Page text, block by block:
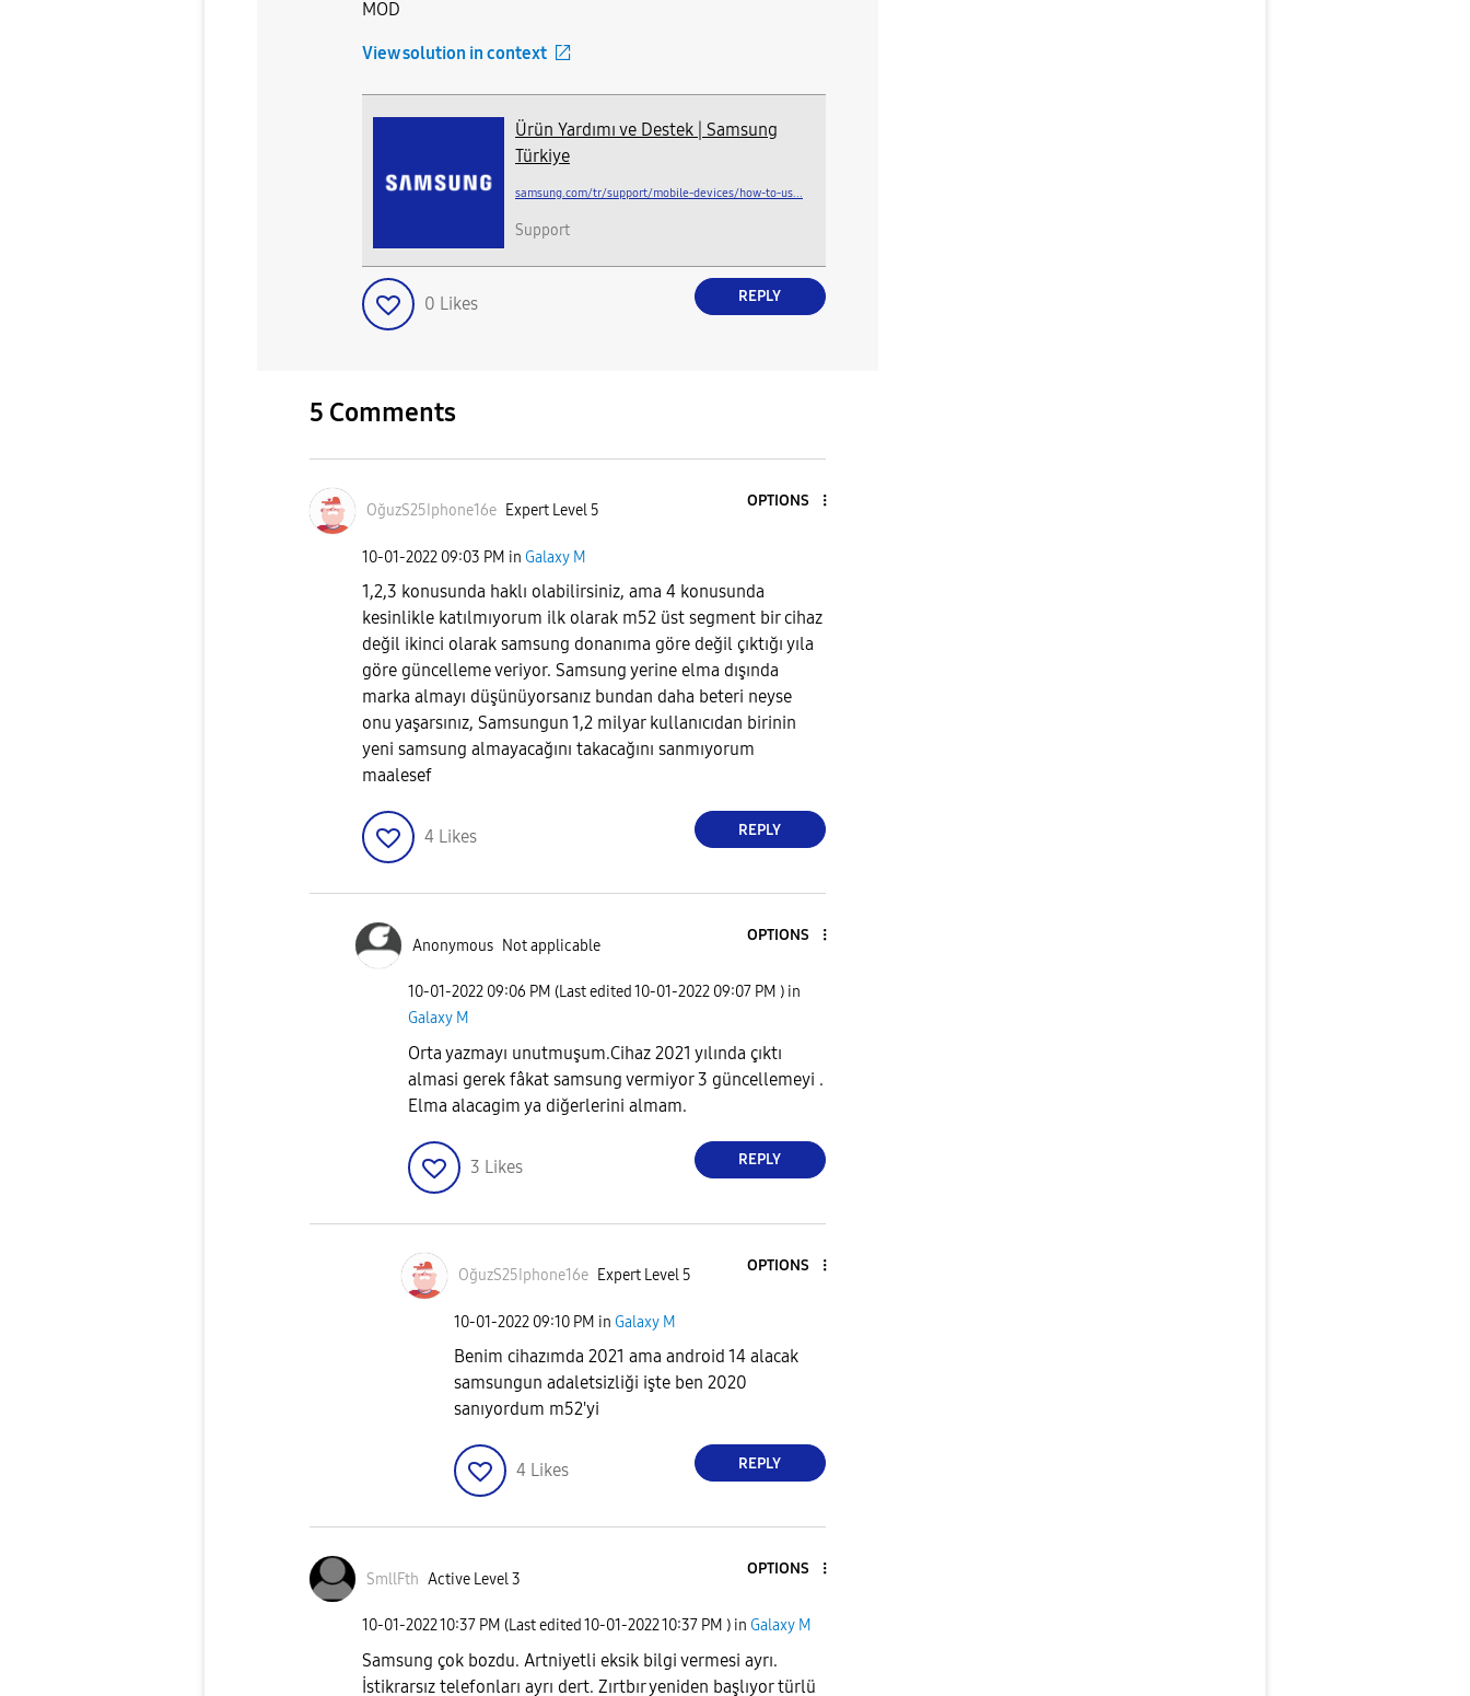
MOD​
View solution in context
Ürün Yardımı ve Destek | Samsung
Türkiye
samsung.com/tr/support/mobile-devices/how-to-us...
Support
0 Likes REPLY
5 Comments
OğuzS25Iphone16e Expert Level 5
OPTIONS
‎10-01-2022 09:03 PM in Galaxy M
1,2,3 konusunda haklı olabilirsiniz, ama 4 konusunda
kesinlikle katılmıyorum ilk olarak m52 üst segment bir cihaz
değil ikinci olarak samsung donanıma göre değil çıktığı yıla
göre güncelleme veriyor. Samsung yerine elma dışında
marka almayı düşünüyorsanız bundan daha beteri neyse
onu yaşarsınız, Samsungun 1,2 milyar kullanıcıdan birinin
yeni samsung almayacağını takacağını sanmıyorum
maalesef
4 Likes REPLY
Anonymous Not applicable
OPTIONS
‎10-01-2022 09:06 PM (Last edited ‎10-01-2022 09:07 PM ) in
Galaxy M
Orta yazmayı unutmuşum.Cihaz 2021 yılında çıktı
almasi gerek fâkat samsung vermiyor 3 güncellemeyi .
Elma alacagim ya diğerlerini almam.
3 Likes REPLY
OğuzS25Iphone16e Expert Level 5
OPTIONS
‎10-01-2022 09:10 PM in Galaxy M
Benim cihazımda 2021 ama android 14 alacak
samsungun adaletsizliği işte ben 2020
sanıyordum m52'yi
4 Likes REPLY
SmllFth Active Level 3
OPTIONS
‎10-01-202210:37 PM (Last edited ‎10-01-202210:37 PM ) in Galaxy M
Samsung çok bozdu. Artniyetli eksik bilgi vermesi ayrı.
İstikrarsız telefonları ayrı dert. Zırtbır yeniden başlıyor türlü